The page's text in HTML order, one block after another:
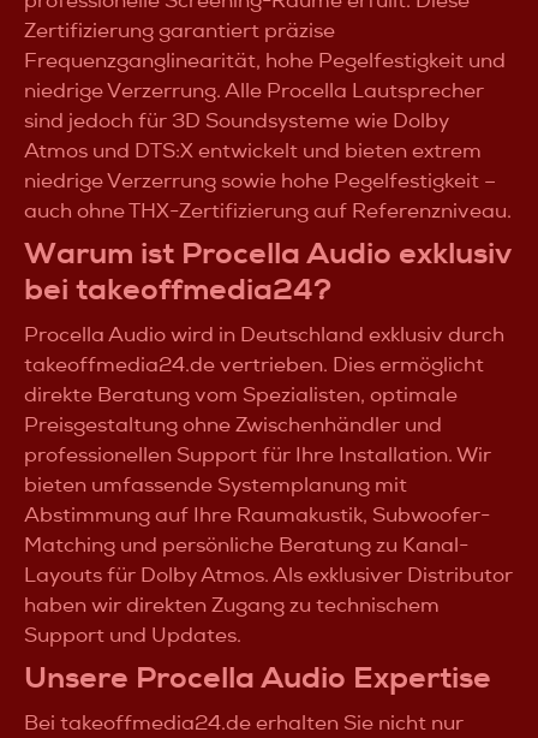
Zertifizierung garantiert präzise
Frequenzganglinearität, hohe Pegelfestigkeit und
niedrige Verzerrung. Alle Procella Lautsprecher
sind jedoch für 3D Soundsysteme wie Dolby
Atmos und DTS:X entwickelt und bieten extrem
niedrige Verzerrung sowie hohe Pegelfestigkeit –
auch ohne THX-Zertifizierung auf Referenzniveau.
Warum ist Procella Audio exklusiv
bei takeoffmedia24?
Procella Audio wird in Deutschland exklusiv durch
takeoffmedia24.de vertrieben. Dies ermöglicht
direkte Beratung vom Spezialisten, optimale
Preisgestaltung ohne Zwischenhändler und
professionellen Support für Ihre Installation. Wir
bieten umfassende Systemplanung mit
Abstimmung auf Ihre Raumakustik, Subwoofer-
Matching und persönliche Beratung zu Kanal-
Layouts für Dolby Atmos. Als exklusiver Distributor
haben wir direkten Zugang zu technischem
Support und Updates.
Unsere Procella Audio Expertise
Bei takeoffmedia24.de erhalten Sie nicht nur